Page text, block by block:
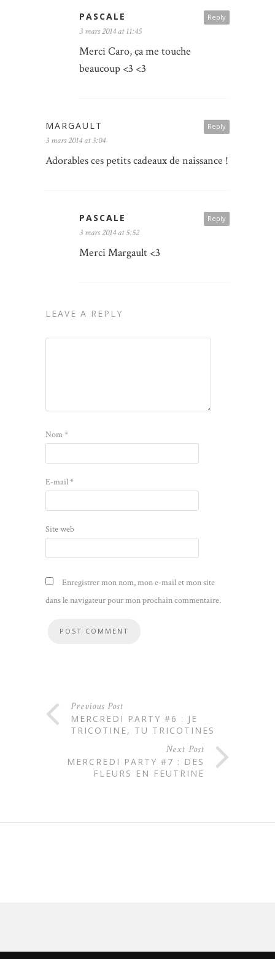
Reply
PASCALE
3 mars 2014 at 11:45
Merci Caro, ça me touche
beaucoup <3 <3
Reply
MARGAULT
3 mars 2014 at 3:04
Adorables ces petits cadeaux de naissance !
Reply
PASCALE
3 mars 2014 at 5:52
Merci Margault <3
LEAVE A REPLY
Nom*
E-mail*
Site web
Enregistrer mon nom, mon e-mail et mon site
dans le navigateur pour mon prochain commentaire.
Previous Post
MERCREDI PARTY #6 : JE
TRICOTINE, TU TRICOTINES
Next Post
MERCREDI PARTY #7 : DES
FLEURS EN FEUTRINE